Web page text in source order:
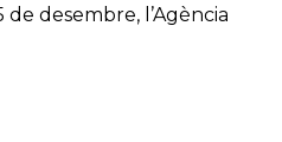
desembre, l’Agència